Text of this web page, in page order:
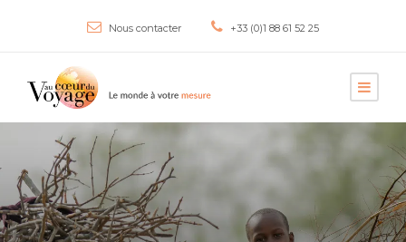
Nous contacter +33 (0)1 88 61 52 25